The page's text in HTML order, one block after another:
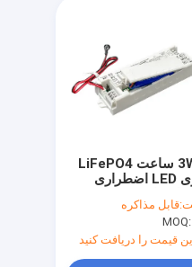
3W 1 ساعت LiFePO4
باتری LED اضطراری
و تست خود
5 سال گارانتی
قابل مذاکره
MOQ:
قیمت را دریافت کنید